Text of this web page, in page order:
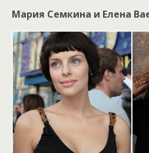
Мария Семкина и Елена